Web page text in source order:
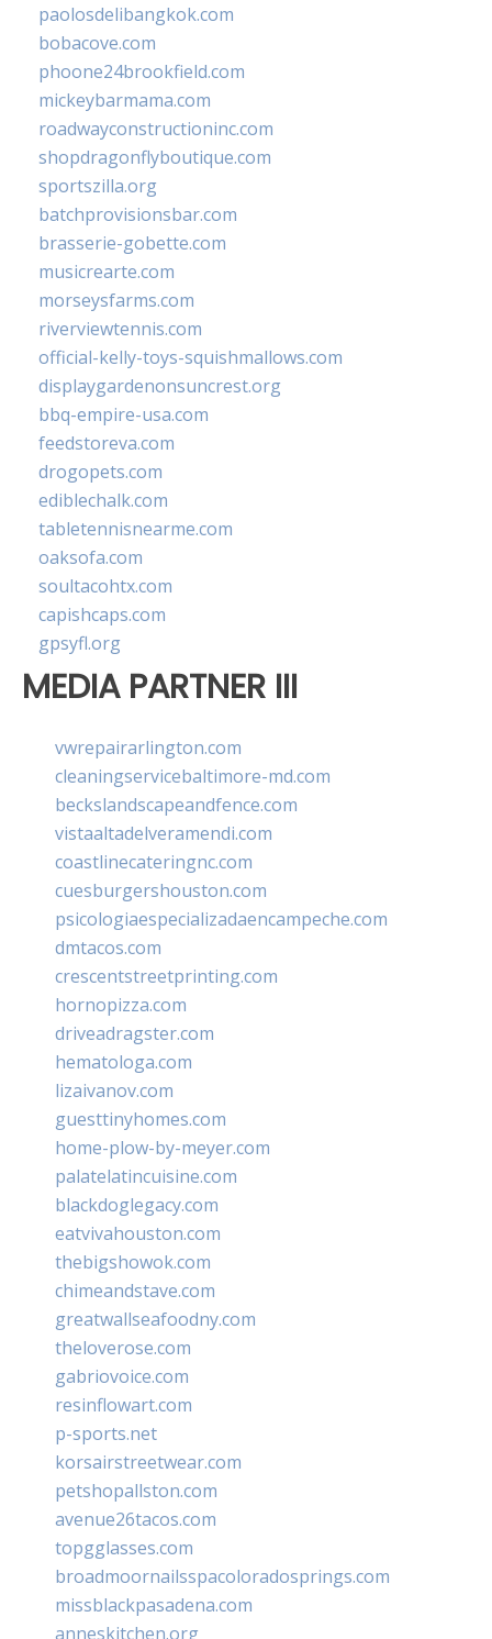
paolosdelibangkok.com
bobacove.com
phoone24brookfield.com
mickeybarmama.com
roadwayconstructioninc.com
shopdragonflyboutique.com
sportszilla.org
batchprovisionsbar.com
brasserie-gobette.com
musicrearte.com
morseysfarms.com
riverviewtennis.com
official-kelly-toys-squishmallows.com
displaygardenonsuncrest.org
bbq-empire-usa.com
feedstoreva.com
drogopets.com
ediblechalk.com
tabletennisnearme.com
oaksofa.com
soultacohtx.com
capishcaps.com
gpsyfl.org
MEDIA PARTNER III
vwrepairarlington.com
cleaningservicebaltimore-md.com
beckslandscapeandfence.com
vistaaltadelveramendi.com
coastlinecateringnc.com
cuesburgershouston.com
psicologiaespecializadaencampeche.com
dmtacos.com
crescentstreetprinting.com
hornopizza.com
driveadragster.com
hematologa.com
lizaivanov.com
guesttinyhomes.com
home-plow-by-meyer.com
palatelatincuisine.com
blackdoglegacy.com
eatvivahouston.com
thebigshowok.com
chimeandstave.com
greatwallseafoodny.com
theloverose.com
gabriovoice.com
resinflowart.com
p-sports.net
korsairstreetwear.com
petshopallston.com
avenue26tacos.com
topgglasses.com
broadmoornailsspacoloradosprings.com
missblackpasadena.com
anneskitchen.org